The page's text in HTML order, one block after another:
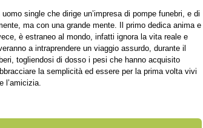
single che dirige un’impresa di pompe funebri, e di
ma con una grande mente. Il primo dedica anima e
è estraneo al mondo, infatti ignora la vita reale e
a intraprendere un viaggio assurdo, durante il
togliendosi di dosso i pesi che hanno acquisito
la semplicità ed essere per la prima volta vivi
l’amicizia.